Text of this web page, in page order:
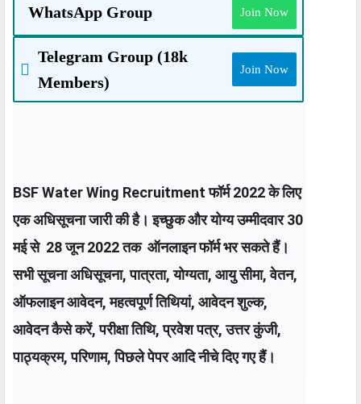
WhatsApp Group Join Now
Telegram Group (18k
Members)
Join Now
BSF Water Wing Recruitment फॉर्म 2022 के लिए
एक अधिसूचना जारी की है। इच्छुक और योग्य उम्मीदवार 30
मई से  28 जून 2022 तक  ऑनलाइन फॉर्म भर सकते हैं।
सभी सूचना अधिसूचना, पात्रता, योग्यता, आयु सीमा, वेतन,
ऑफलाइन आवेदन, महत्वपूर्ण तिथियां, आवेदन शुल्क,
आवेदन कैसे करें, परीक्षा तिथि, प्रवेश पत्र, उत्तर कुंजी,
पाठ्यक्रम, परिणाम, पिछले पेपर आदि नीचे दिए गए हैं।